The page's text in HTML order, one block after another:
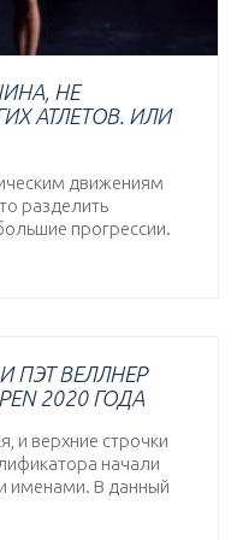
НЕ
АТЛЕТОВ. ИЛИ
движениям
разделить
прогрессии.
ПЭТ ВЕЛЛНЕР
2020 ГОДА
и верхние строчки
начали
именами. В данный